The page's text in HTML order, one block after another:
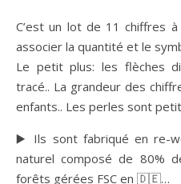
C’est un lot de 11 chiffres
associer la quantité et le
Le petit plus: les flèches
tracé.. La grandeur des
enfants.. Les perles sont
▶️ Ils sont fabriqué en re-
naturel composé de 80%
forêts gérées FSC en 🇩🇪…